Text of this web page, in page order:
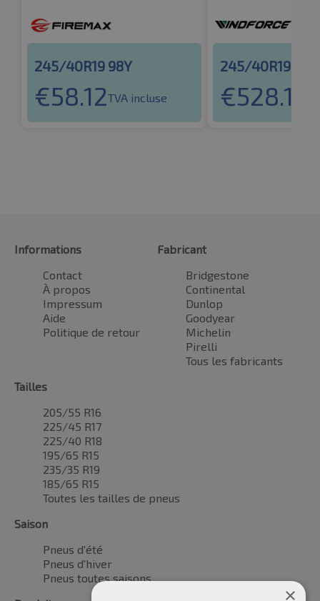
245/40R19 98Y
€58.12TVA incluse
245/40R19 98Y
€528.16
Informations
Contact
À propos
Impressum
Aide
Politique de retour
Fabricant
Bridgestone
Continental
Dunlop
Goodyear
Michelin
Pirelli
Tous les fabricants
Tailles
205/55 R16
225/45 R17
225/40 R18
195/65 R15
235/35 R19
185/65 R15
Toutes les tailles de pneus
Saison
Pneus d'été
Pneus d'hiver
Pneus toutes saisons
×